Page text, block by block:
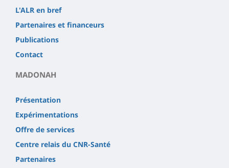
L'ALR en bref
Partenaires et financeurs
Publications
Contact
MADONAH
Présentation
Expérimentations
Offre de services
Centre relais du CNR-Santé
Partenaires